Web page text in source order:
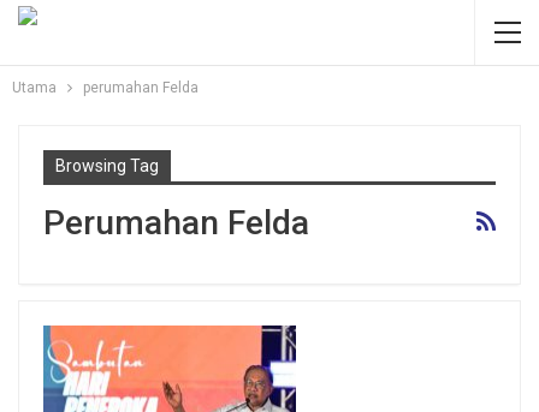
Utama perumahan Felda
Browsing Tag
Perumahan Felda